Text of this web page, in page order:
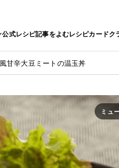
公式レシピ記事をよむレシピカードク
甘辛大豆ミートの温玉丼
ミュ